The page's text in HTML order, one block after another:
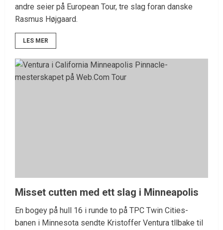
andre seier på European Tour, tre slag foran danske
Rasmus Højgaard.
LES MER
Misset cutten med ett slag i Minneapolis
En bogey på hull 16 i runde to på TPC Twin Cities-
banen i Minnesota sendte Kristoffer Ventura tllbake til